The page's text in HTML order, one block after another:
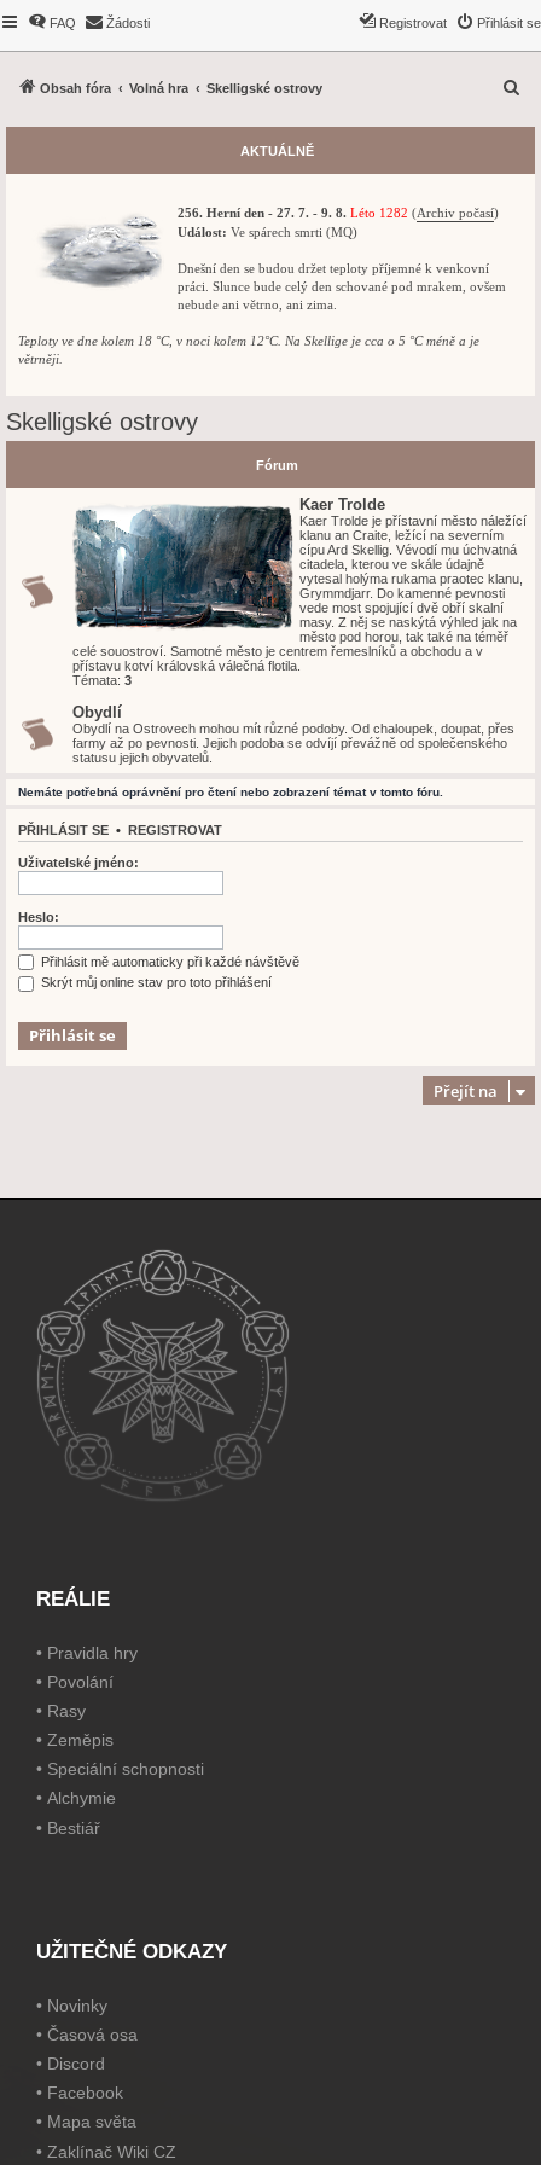
FAQ Žádosti Přihlásit se
Registrovat
Obsah fóra Volná hra Skelligské ostrovy
d
AKTUÁLNĚ
256. Herní den - 27. 7. - 9. 8. Léto 1282 (Archiv počasí)
Událost: Ve spárech smrti (MQ)
Dnešní den se budou držet teploty příjemné k venkovní
práci. Slunce bude celý den schované pod mrakem, ovšem
nebude ani větrno, ani zima.
Teploty ve dne kolem 18 °C, v noci kolem 12°C. Na Skellige je cca o 5 °C méně a je
větrněji.
Skelligské ostrovy
Fórum
Kaer Trolde
Kaer Trolde je přístavní město náležící
klanu an Craite, ležící na severním
cípu Ard Skellig. Vévodí mu úchvatná
citadela, kterou ve skále údajně
vytesal holýma rukama praotec klanu,
Grymmdjarr. Do kamenné pevnosti
vede most spojující dvě obří skalní
masy. Z něj se naskýtá výhled jak na
město pod horou, tak také na téměř
celé souostroví. Samotné město je centrem řemeslníků a obchodu a v
přístavu kotví královská válečná flotila.
Témata: 3
Obydlí
Obydlí na Ostrovech mohou mít různé podoby. Od chaloupek, doupat, přes
farmy až po pevnosti. Jejich podoba se odvíjí převážně od společenského
statusu jejich obyvatelů.
Nemáte potřebná oprávnění pro čtení nebo zobrazení témat v tomto fóru.
PŘIHLÁSIT SE • REGISTROVAT
Uživatelské jméno:
Heslo:
Přihlásit mě automaticky při každé návštěvě
Skrýt můj online stav pro toto přihlášení
Přejít na
REÁLIE
• Pravidla hry
• Povolání
• Rasy
• Zeměpis
• Speciální schopnosti
• Alchymie
• Bestiář
UŽITEČNÉ ODKAZY
• Novinky
• Časová osa
• Discord
• Facebook
• Mapa světa
• Zaklínač Wiki CZ